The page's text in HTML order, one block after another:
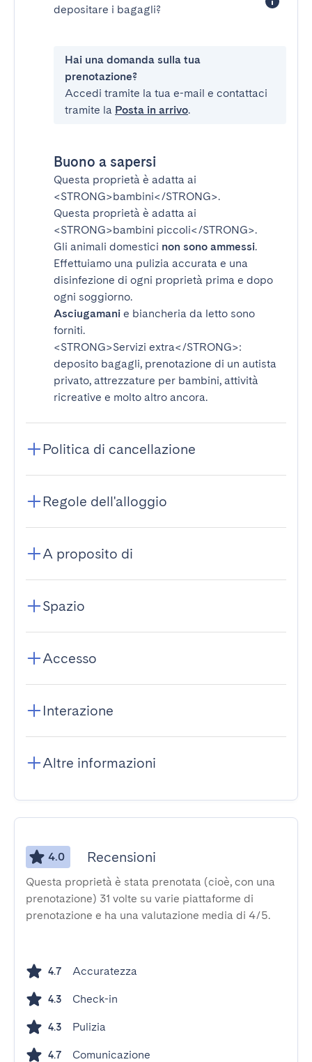
depositare i bagagli?
Hai una domanda sulla tua
prenotazione?
Accedi tramite la tua e-mail e contattaci
tramite la Posta in arrivo.
Buono a sapersi
Questa proprietà è adatta ai
<STRONG>bambini</STRONG>.
Questa proprietà è adatta ai
<STRONG>bambini piccoli</STRONG>.
Gli animali domestici non sono ammessi.
Effettuiamo una pulizia accurata e una
disinfezione di ogni proprietà prima e dopo
ogni soggiorno.
Asciugamani e biancheria da letto sono
forniti.
<STRONG>Servizi extra</STRONG>:
deposito bagagli, prenotazione di un autista
privato, attrezzature per bambini, attività
ricreative e molto altro ancora.
Politica di cancellazione
Regole dell'alloggio
A proposito di
Spazio
Accesso
Interazione
Altre informazioni
4.0 Recensioni
Questa proprietà è stata prenotata (cioè, con una
prenotazione) 31 volte su varie piattaforme di
prenotazione e ha una valutazione media di 4/5.
4.7 Accuratezza
4.3 Check-in
4.3 Pulizia
4.7 Comunicazione